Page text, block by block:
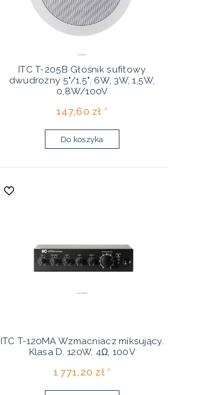
ITC T-205B Głośnik sufitowy
dwudrożny 5"/1,5". 6W, 3W, 1,5W,
0,8W/100V
147,60 zł *
Do koszyka
ITC T-120MA Wzmacniacz miksujący.
Klasa D. 120W, 4Ω, 100V
1 771,20 zł *